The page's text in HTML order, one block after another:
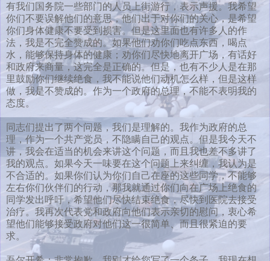
有我们国务院一些部门的人员上街游行，表示声援。我希望
你们不要误解他们的意思，他们出于对你们的关心，是希望
你们身体健康不要受到损害。但是这里面也有许多人的作
法，我是不完全赞成的。如果他们劝你们吃点东西，喝点
水，能够保持身体的健康；劝你们尽快地离开广场，有话好
和政府来商量，这完全是正确的。但是，也有不少人是在那
里鼓励你们继续绝食，我不能说他们动机怎么样，但是这样
做，我是不赞成的。作为一个政府的总理，不能不表明我的
态度。
同志们提出了两个问题，我们是理解的。我作为政府的总
理，作为一个共产党员，不隐瞒自己的观点。但是我今天不
讲，我会在适当的机会来讲这个问题，而且我也差不多讲了
我的观点。如果今天一味要在这个问题上来纠缠，我认为是
不合适的。如果你们认为你们自己在座的这些同学，不能够
左右你们伙伴们的行动，那我就通过你们向在广场上绝食的
同学发出呼吁，希望他们尽快结束绝食，尽快到医院去接受
治疗。我再次代表党和政府向他们表示亲切的慰问，衷心希
望他们能够接受政府对他们这一很简单、而且很紧迫的要
求。